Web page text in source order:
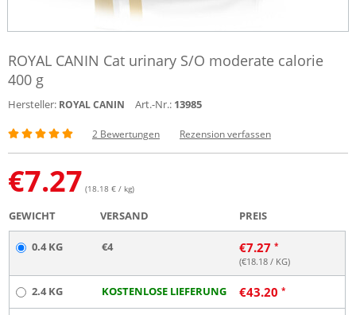
ROYAL CANIN Cat urinary S/O moderate calorie
400 g
Hersteller: ROYAL CANIN Art.-Nr.: 13985
2 Bewertungen Rezension verfassen
€7.27 (18.18 € / kg)
GEWICHT VERSAND PREIS
0.4 KG €4 €7.27
(€18.18 / KG)
2.4 KG KOSTENLOSE LIEFERUNG €43.20